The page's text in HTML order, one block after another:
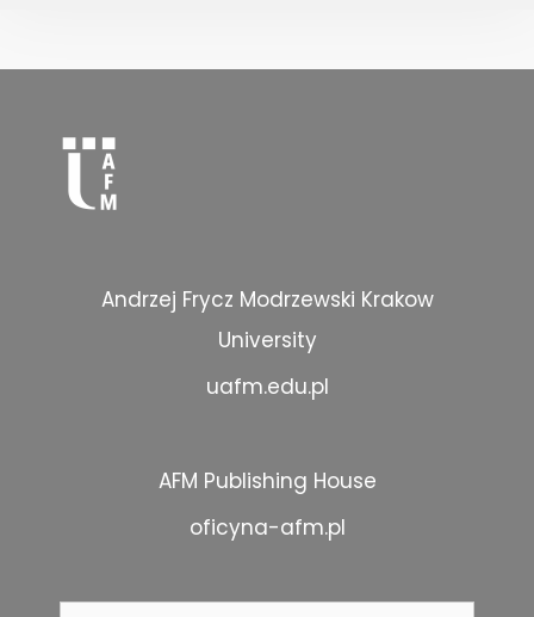
Andrzej Frycz Modrzewski Krakow
University
uafm.edu.pl
AFM Publishing House
oficyna-afm.pl